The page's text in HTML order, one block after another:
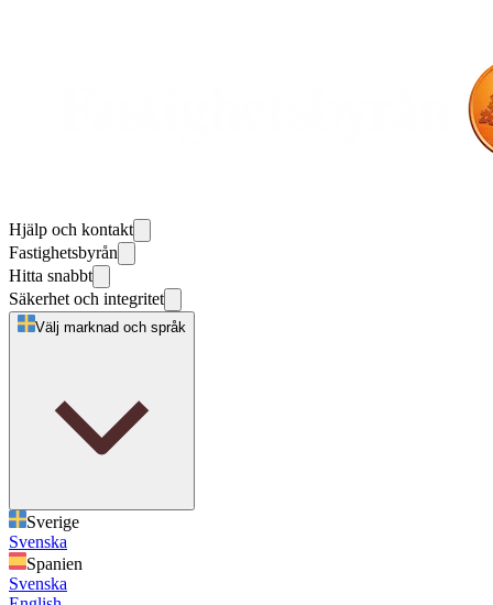
Hjälp och kontakt
Fastighetsbyrån
Hitta snabbt
Säkerhet och integritet
Välj marknad och språk
Sverige
Svenska
Spanien
Svenska